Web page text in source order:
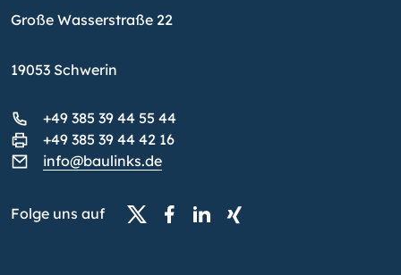
Große Wasserstraße 22
19053 Schwerin
+49 385 39 44 55 44
+49 385 39 44 42 16
info@baulinks.de
Folge uns auf